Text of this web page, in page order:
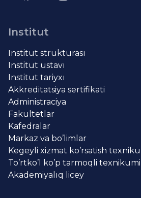
Institut
Institut strukturası
Institut ustavı
Institut tariyxı
Akkreditatsiya sertifikati
Administraciya
Fakultetlar
Kafedralar
Markaz va bo’limlar
Kegeyli xizmat ko’rsatish
To’rtko’l ko’p tarmoqli texnikumi
Akademiyalıq licey